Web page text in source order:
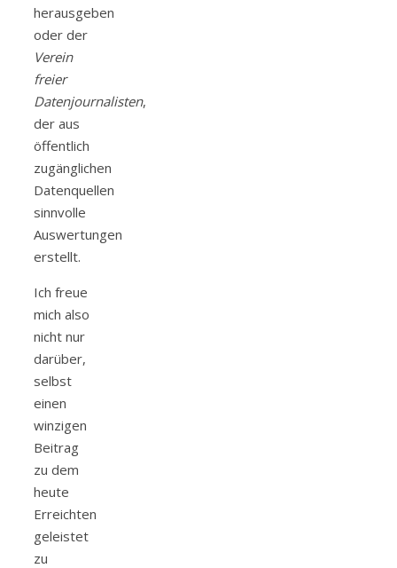
herausgeben
oder der
Verein
freier
Datenjournalisten,
der aus
öffentlich
zugänglichen
Datenquellen
sinnvolle
Auswertungen
erstellt.
Ich freue
mich also
nicht nur
darüber,
selbst
einen
winzigen
Beitrag
zu dem
heute
Erreichten
geleistet
zu